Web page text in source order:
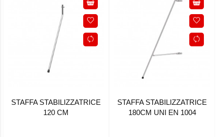
STAFFA STABILIZZATRICE
120 CM
STAFFA STABILIZZATRICE
180CM UNI EN 1004